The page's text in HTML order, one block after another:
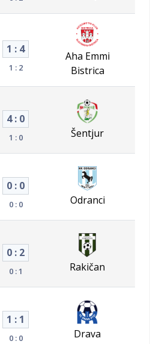
1 : 4
1 : 2
Aha Emmi
Bistrica
4 : 0
1 : 0 Šentjur
0 : 0
0 : 0 Odranci
0 : 2
0 : 1 Rakičan
1 : 1
0 : 0 Drava